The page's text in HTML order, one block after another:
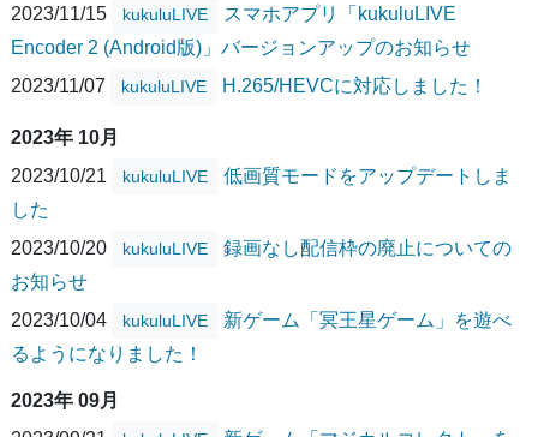
2023/11/15
kukuluLIVE
スマホアプリ「kukuluLIVE
Encoder 2 (Android版)」バージョンアップのお知らせ
2023/11/07
kukuluLIVE H.265/HEVCに対応しました！
2023年 10月
2023/10/21
kukuluLIVE
低画質モードをアップデートしま
した
2023/10/20
kukuluLIVE
録画なし配信枠の廃止についての
お知らせ
2023/10/04
kukuluLIVE
新ゲーム「冥王星ゲーム」を遊べ
るようになりました！
2023年 09月